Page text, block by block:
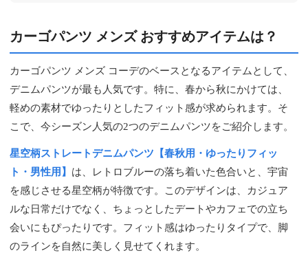
カーゴパンツ メンズ おすすめアイテムは？
カーゴパンツ メンズ コーデのベースとなるアイテムとして、
デニムパンツが最も人気です。特に、春から秋にかけては、
軽めの素材でゆったりとしたフィット感が求められます。そ
こで、今シーズン人気の2つのデニムパンツをご紹介します。
星空柄ストレートデニムパンツ【春秋用・ゆったりフィッ
ト・男性用】 は、レトロブルーの落ち着いた色合いと、宇宙
を感じさせる星空柄が特徴です。このデザインは、カジュア
ルな日常だけでなく、ちょっとしたデートやカフェでの立ち
会いにもぴったりです。フィット感はゆったりタイプで、脚
のラインを自然に美しく見せてくれます。